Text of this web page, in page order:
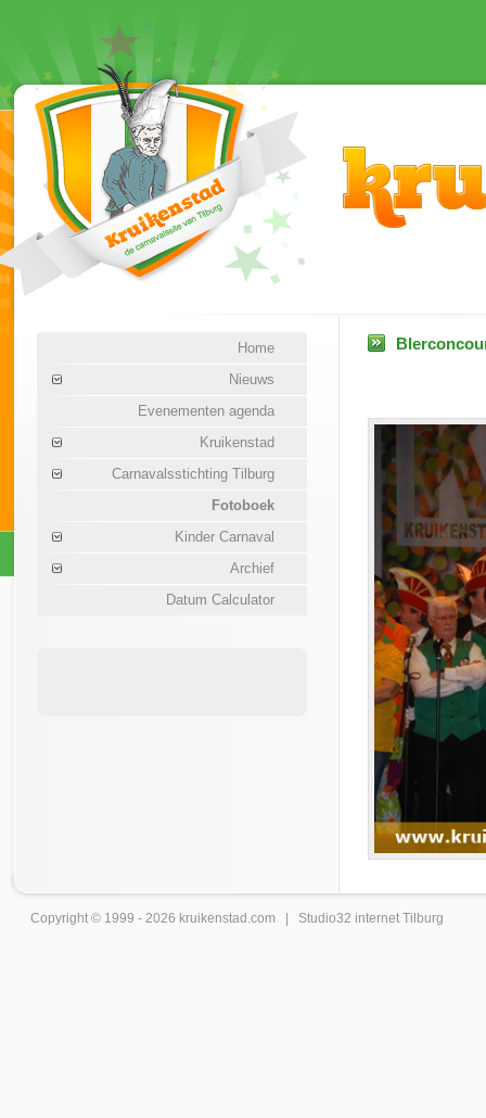
Home
Nieuws
Evenementen agenda
Kruikenstad
Carnavalsstichting Tilburg
Fotoboek
Kinder Carnaval
Archief
Datum Calculator
Copyright © 1999 - 2026 kruikenstad .com | Studio32 internet Tilburg